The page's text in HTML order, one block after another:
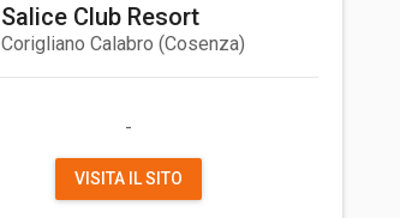
Salice Club Resort
Corigliano Calabro (Cosenza)
-
VISITA IL SITO